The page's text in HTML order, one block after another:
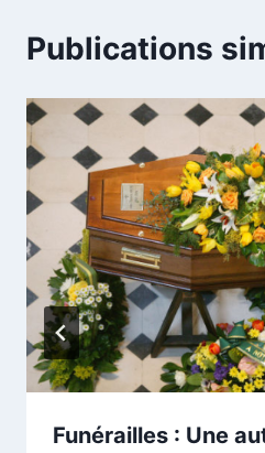
Publications
Funérailles : Une